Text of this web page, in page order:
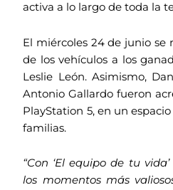
activa a lo largo de toda la
El miércoles 24 de junio se
de los vehículos a los
Leslie León. Asimismo,
Antonio Gallardo fueron
PlayStation 5, en un
familias.
“Con ‘El equipo de tu
los momentos más